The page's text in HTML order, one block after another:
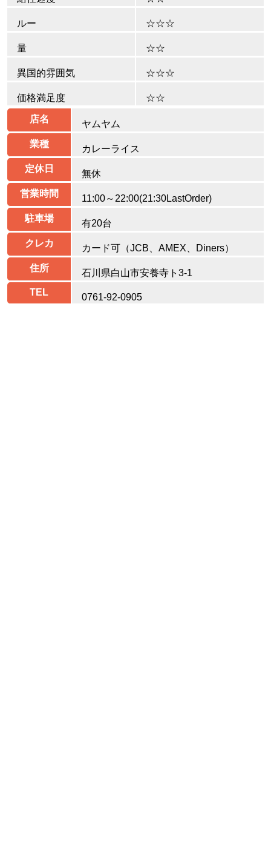
ルー ☆☆☆
量 ☆☆
異国的雰囲気 ☆☆☆
価格満足度 ☆☆
店名
ヤムヤム
業種
カレーライス
定休日
無休
営業時間
11:00～22:00(21:30LastOrder)
駐車場
有20台
クレカ
カード可（JCB、AMEX、Diners）
住所
石川県白山市安養寺ト3-1
TEL
0761-92-0905